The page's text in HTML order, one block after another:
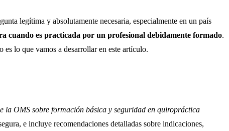
legítima y absolutamente necesaria, especialmente en un país
cuando es practicada por un profesional debidamente formado.
es lo que vamos a desarrollar en este artículo.
la OMS sobre formación básica y seguridad en quiropráctica
e incluye recomendaciones detalladas sobre indicaciones,